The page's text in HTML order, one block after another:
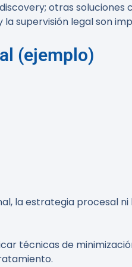
otras soluciones
supervisión legal son
(ejemplo)
la estrategia procesal
técnicas de